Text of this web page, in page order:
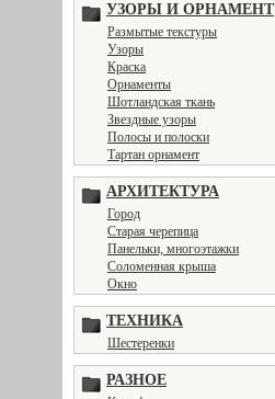
УЗОРЫ И ОРНАМЕНТ
Размытые текстуры
Узоры
Краска
Орнаменты
Шотландская ткань
Звездные узоры
Полосы и полоски
Тартан орнамент
АРХИТЕКТУРА
Город
Старая черепица
Панельки, многоэтажки
Соломенная крыша
Окно
ТЕХНИКА
Шестеренки
РАЗНОЕ